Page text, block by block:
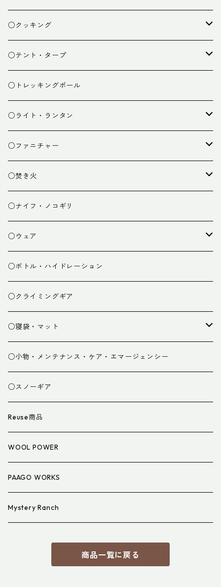
ザック
スタッフバッグ
ザック小物
○クッキング
クッカー
バーナー
カトラリー
クッキング小物
○テント・タープ
テント
タープ
ペグ・ハンマー・小物
○トレッキングポール
○ライト・ランタン
ライト
ランタン
○ファニチャー
テーブル
チェア
○焚き火
焚き火台
焚き火小物
○ナイフ・ノコギリ
○ウェア
ミドルレイヤー
ベースレイヤー
パンツ
グローブ
スパッツ・ゲイター
衣類小物
アイウェア
○ボトル・ハイドレーション
○クライミングギア
○寝袋・マット
寝袋
マット
寝具小物
○小物・メンテナンス・ケア・エマージェンシー
○スノーギア
Reuse商品
WOOL POWER
PAAGO WORKS
Mystery Ranch
商品一覧に戻る